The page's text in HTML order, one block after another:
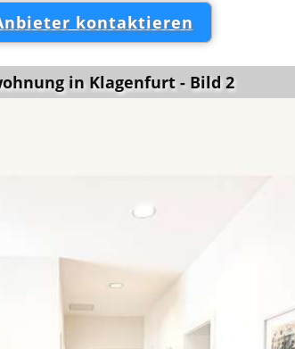
kontaktieren
in Klagenfurt - Bild 2